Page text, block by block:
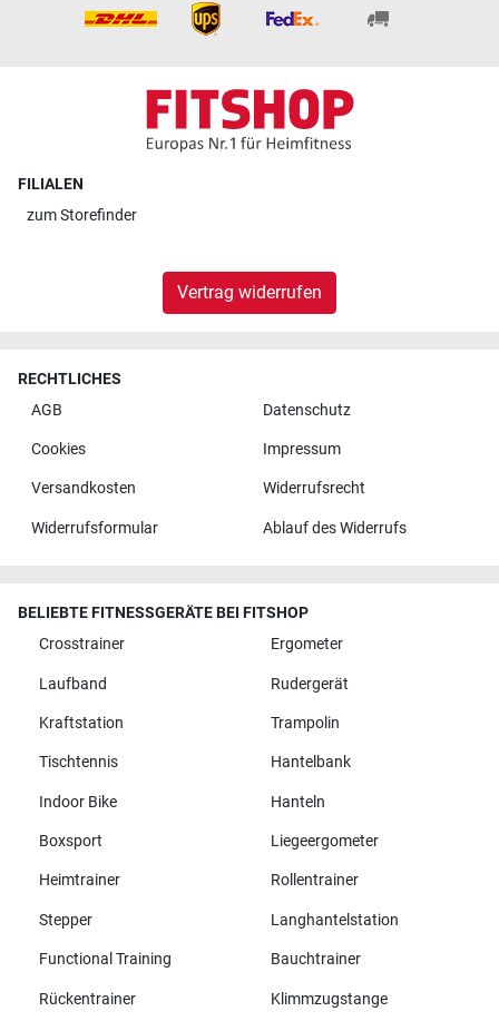
FILIALEN
zumStorefinder
Vertrag widerrufen
RECHTLICHES
AGB
Datenschutz
Cookies Impressum
Versandkosten Widerrufsrecht
Widerrufsformular Ablauf des Widerrufs
BELIEBTE FITNESSGERÄTE BEI FITSHOP
Crosstrainer
Ergometer
Laufband Rudergerät
Kraftstation Trampolin
Tischtennis Hantelbank
Indoor Bike Hanteln
Boxsport Liegeergometer
Heimtrainer Rollentrainer
Stepper Langhantelstation
Functional Training Bauchtrainer
Rückentrainer Klimmzugstange